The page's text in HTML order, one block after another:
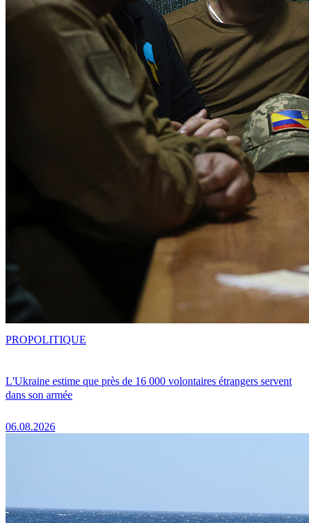
L'Ukraine estime que près de 16 000 volontaires étrangers servent
dans son armée
06.08.2026
PROPOLITIQUE